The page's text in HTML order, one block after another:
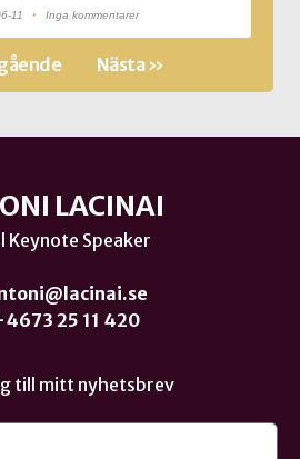
11 Inga kommentarer
Nästa »
LACINAI
Keynote Speaker
25 11 420
till mitt nyhetsbrev